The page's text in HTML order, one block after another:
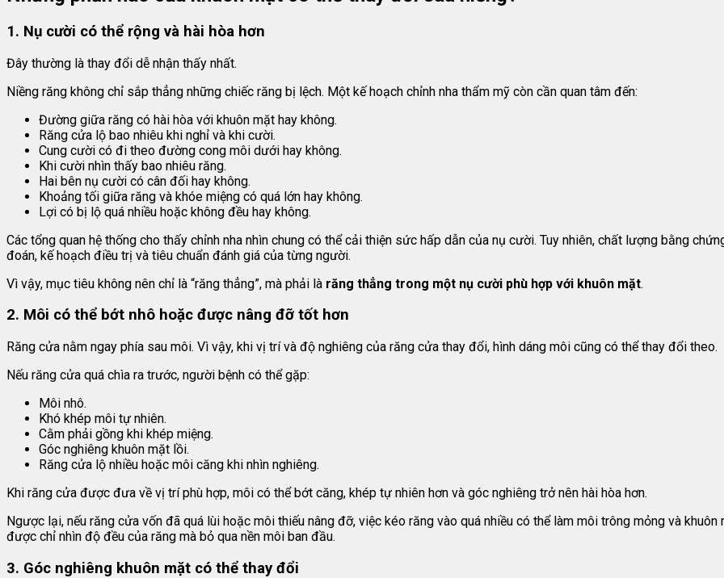
1. Nụ cười có thể rộng và hài hòa hơn
Đây thường là thay đổi dễ nhận thấy nhất.
Niềng răng không chỉ sắp thẳng những chiếc răng bị lệch. Một kế hoạch chỉnh nha thẩm mỹ còn cần quan tâm đến:
Đường giữa răng có hài hòa với khuôn mặt hay không.
Răng cửa lộ bao nhiêu khi nghỉ và khi cười.
Cung cười có đi theo đường cong môi dưới hay không.
Khi cười nhìn thấy bao nhiêu răng.
Hai bên nụ cười có cân đối hay không.
Khoảng tối giữa răng và khóe miệng có quá lớn hay không.
Lợi có bị lộ quá nhiều hoặc không đều hay không.
Các tổng quan hệ thống cho thấy chỉnh nha nhìn chung có thể cải thiện sức hấp dẫn của nụ cười. Tuy nhiên, chất lượng bằng
đoán, kế hoạch điều trị và tiêu chuẩn đánh giá của từng người.
Vì vậy, mục tiêu không nên chỉ là “răng thẳng”, mà phải là răng thẳng trong một nụ cười phù hợp với khuôn mặt.
2. Môi có thể bớt nhô hoặc được nâng đỡ tốt hơn
Răng cửa nằm ngay phía sau môi. Vì vậy, khi vị trí và độ nghiêng của răng cửa thay đổi, hình dáng môi cũng có thể thay đổi theo.
Nếu răng cửa quá chìa ra trước, người bệnh có thể gặp:
Môi nhô.
Khó khép môi tự nhiên.
Cằm phải gồng khi khép miệng.
Góc nghiêng khuôn mặt lồi.
Răng cửa lộ nhiều hoặc môi căng khi nhìn nghiêng.
Khi răng cửa được đưa về vị trí phù hợp, môi có thể bớt căng, khép tự nhiên hơn và góc nghiêng trở nên hài hòa hơn.
Ngược lại, nếu răng cửa vốn đã quá lùi hoặc môi thiếu nâng đỡ, việc kéo răng vào quá nhiều có thể làm môi trông mỏng và
được chỉ nhìn độ đều của răng mà bỏ qua nền môi ban đầu.
3. Góc nghiêng khuôn mặt có thể thay đổi